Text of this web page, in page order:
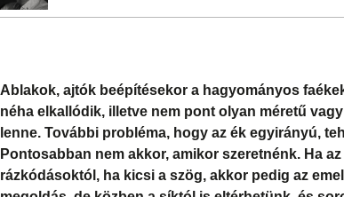
Ablakok, ajtók beépítésekor a hagyományos
néha elkallódik, illetve nem pont olyan méretű
lenne. További probléma, hogy az ék egyirányú,
Pontosabban nem akkor, amikor szeretnénk. Ha
rázkódásoktól, ha kicsi a szög, akkor pedig az